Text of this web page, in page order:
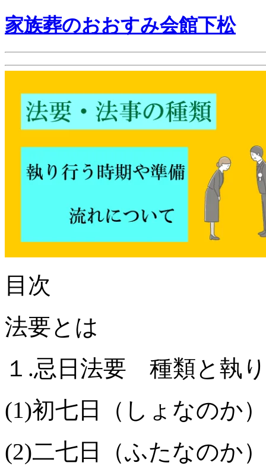
家族葬のおおすみ会館下松
目次
法要とは
１.忌日法要 種類と執
(1)初七日（しょなのか）
(2)二七日（ふたなのか）